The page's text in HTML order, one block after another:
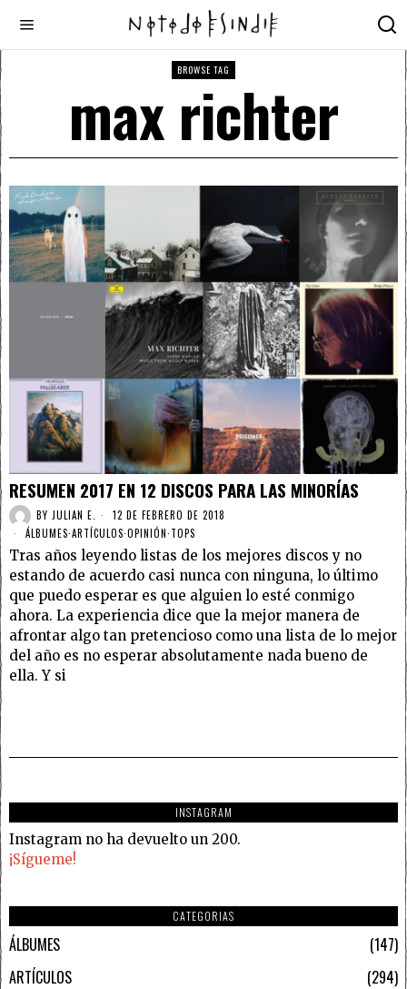
BROWSE TAG
max richter
RESUMEN 2017 EN 12 DISCOS PARA LAS MINORÍAS
BY JULIAN E.
12 DE FEBRERO DE 2018
ÁLBUMES·ARTÍCULOS·OPINIÓN·TOPS
Tras años leyendo listas de los mejores discos y no
estando de acuerdo casi nunca con ninguna, lo último
que puedo esperar es que alguien lo esté conmigo
ahora. La experiencia dice que la mejor manera de
afrontar algo tan pretencioso como una lista de lo mejor
del año es no esperar absolutamente nada bueno de
ella. Y si
INSTAGRAM
Instagram no ha devuelto un 200.
¡Sígueme!
CATEGORIAS
ÁLBUMES
147
ARTÍCULOS
294